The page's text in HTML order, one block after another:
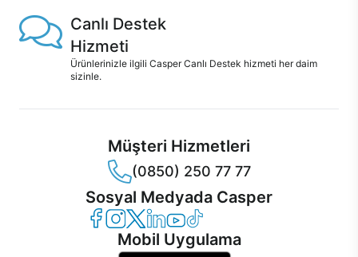
Canlı Destek
Hizmeti
Ürünlerinizle ilgili Casper Canlı Destek hizmeti her daim
sizinle.
Müşteri Hizmetleri
(0850) 250 77 77
Sosyal Medyada Casper
Casper Facebook
Casper Instagram
Casper Twitter
Casper LinkedIn
Casper YouTube
Casper TikTok
Mobil Uygulama